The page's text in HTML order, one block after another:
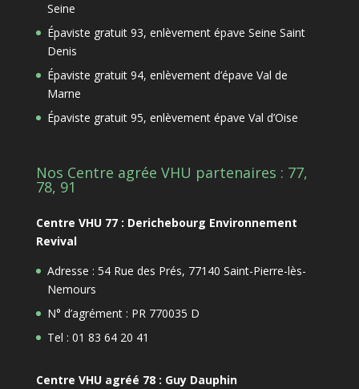
Seine
Épaviste gratuit 93, enlèvement épave Seine Saint
Denis
Épaviste gratuit 94, enlèvement d’épave Val de
Marne
Épaviste gratuit 95, enlèvement épave Val d’Oise
Nos Centre agrée VHU partenaires : 77,
78, 91
Centre VHU 77 : Derichebourg Environnement
Revival
Adresse : 54 Rue des Prés, 77140 Saint-Pierre-lès-
Nemours
N° d’agrément : PR 770035 D
Tel : 01 83 64 20 41
Centre VHU agréé 78 : Guy Dauphin